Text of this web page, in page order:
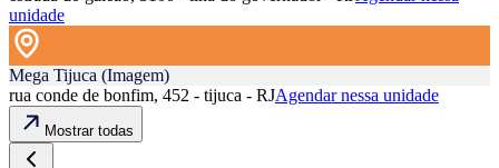
unidade
Mega Tijuca (Imagem)
rua conde de bonfim, 452 - tijuca - RJAgendar nessa unidade
Mostrar todas